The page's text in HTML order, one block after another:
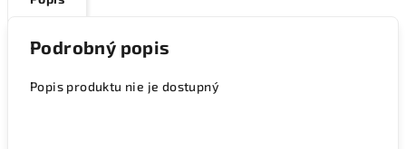
Podrobný popis
Popis produktu nie je dostupný